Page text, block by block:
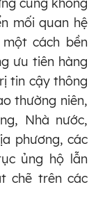
cũng không
mối quan hệ
cách bền
ưu tiên hàng
tin cậy thông
thường niên,
Nhà nước,
phương, các
ủng hộ lẫn
chẽ trên các